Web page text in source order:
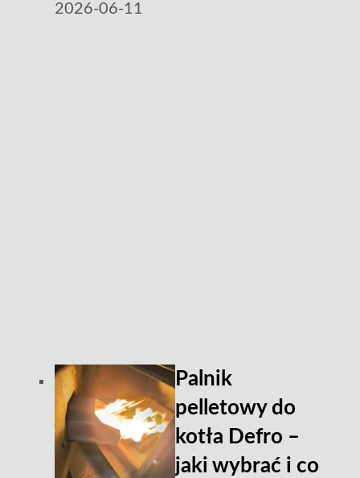
2026-06-11
Palnik
pelletowy do
kotła Defro –
jaki wybrać i co